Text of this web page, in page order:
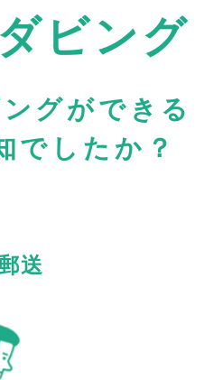
ビング
グができる
でしたか？
送